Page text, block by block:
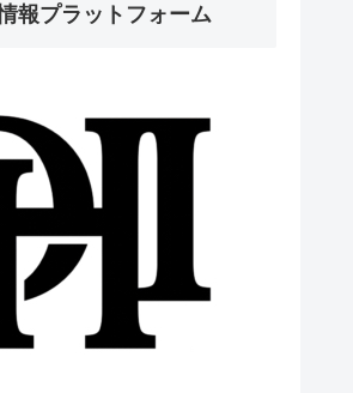
報プラットフォーム